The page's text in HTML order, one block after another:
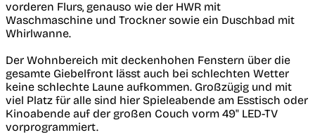
vorderen Flurs, genauso wie der HWR mit
Waschmaschine und Trockner sowie ein Duschbad mit
Whirlwanne.
Der Wohnbereich mit deckenhohen Fenstern über die
gesamte Giebelfront lässt auch bei schlechten Wetter
keine schlechte Laune aufkommen. Großzügig und mit
viel Platz für alle sind hier Spieleabende am Esstisch oder
Kinoabende auf der großen Couch vorm 49" LED-TV
vorprogrammiert.